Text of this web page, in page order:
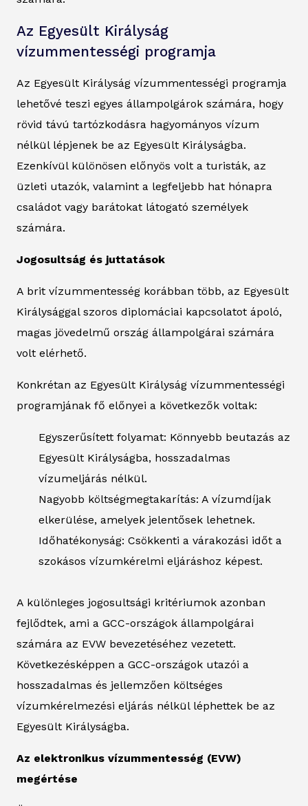
Az Egyesült Királyság
vízummentességi programja
Az Egyesült Királyság vízummentességi programja
lehetővé teszi egyes állampolgárok számára, hogy
rövid távú tartózkodásra hagyományos vízum
nélkül lépjenek be az Egyesült Királyságba.
Ezenkívül különösen előnyös volt a turisták, az
üzleti utazók, valamint a legfeljebb hat hónapra
családot vagy barátokat látogató személyek
számára.
Jogosultság és juttatások
A brit vízummentesség korábban több, az Egyesült
Királysággal szoros diplomáciai kapcsolatot ápoló,
magas jövedelmű ország állampolgárai számára
volt elérhető.
Konkrétan az Egyesült Királyság vízummentességi
programjának fő előnyei a következők voltak:
Egyszerűsített folyamat: Könnyebb beutazás az
Egyesült Királyságba, hosszadalmas
vízumeljárás nélkül.
Nagyobb költségmegtakarítás: A vízumdíjak
elkerülése, amelyek jelentősek lehetnek.
Időhatékonyság: Csökkenti a várakozási időt a
szokásos vízumkérelmi eljáráshoz képest.
A különleges jogosultsági kritériumok azonban
fejlődtek, ami a GCC-országok állampolgárai
számára az EVW bevezetéséhez vezetett.
Következésképpen a GCC-országok utazói a
hosszadalmas és jellemzően költséges
vízumkérelmezési eljárás nélkül léphettek be az
Egyesült Királyságba.
Az elektronikus vízummentesség (EVW)
megértése